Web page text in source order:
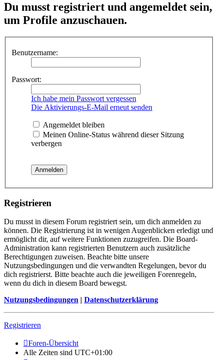
Du musst registriert und angemeldet sein,
um Profile anzuschauen.
Benutzername:
Passwort:
Ich habe mein Passwort vergessen
Die Aktivierungs-E-Mail erneut senden
Angemeldet bleiben
Meinen Online-Status während dieser Sitzung
verbergen
Registrieren
Du musst in diesem Forum registriert sein, um dich anmelden zu
können. Die Registrierung ist in wenigen Augenblicken erledigt und
ermöglicht dir, auf weitere Funktionen zuzugreifen. Die Board-
Administration kann registrierten Benutzern auch zusätzliche
Berechtigungen zuweisen. Beachte bitte unsere
Nutzungsbedingungen und die verwandten Regelungen, bevor du
dich registrierst. Bitte beachte auch die jeweiligen Forenregeln,
wenn du dich in diesem Board bewegst.
Nutzungsbedingungen | Datenschutzerklärung
Registrieren
Foren-Übersicht
Alle Zeiten sind UTC+01:00